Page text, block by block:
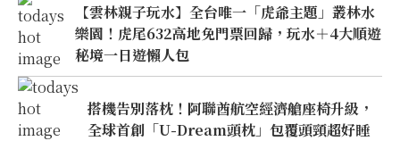
【雲林親子玩水】全台唯一「虎爺主題」叢林水
樂園！虎尾632高地免門票回歸，玩水＋4大順遊
秘境一日遊懶人包
搭機告別落枕！阿聯酋航空經濟艙座椅升級，
全球首創「U-Dream頭枕」包覆頭頸超好睡